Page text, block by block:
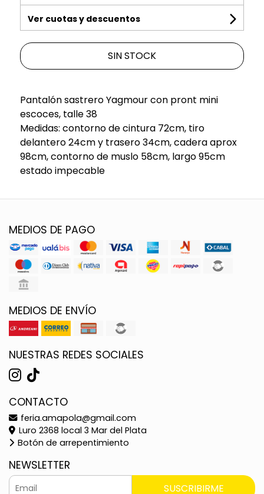
Ver cuotas y descuentos
SIN STOCK
Pantalón sastrero Yagmour con pront mini
escoces, talle 38
Medidas: contorno de cintura 72cm, tiro
delantero 24cm y trasero 34cm, cadera aprox
98cm, contorno de muslo 58cm, largo 95cm
estado impecable
MEDIOS DE PAGO
MEDIOS DE ENVÍO
NUESTRAS REDES SOCIALES
CONTACTO
feria.amapola@gmail.com
Luro 2368 local 3 Mar del Plata
Botón de arrepentimiento
NEWSLETTER
SUSCRIBIRME